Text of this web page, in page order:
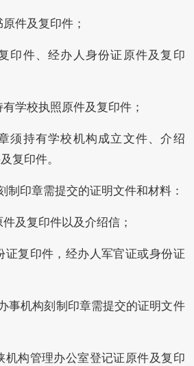
件及复印件；
印件、经办人身份证原件及复印
学校执照原件及复印件；
须持有学校机构成立文件、介绍
复印件。
制印章需提交的证明文件和材料：
及复印件以及介绍信；
证复印件，经办人军官证或身份证
事机构刻制印章需提交的证明文件
机构管理办公室登记证原件及复印